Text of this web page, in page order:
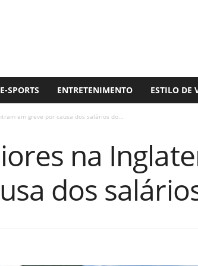
E-SPORTS ENTRETENIMENTO ESTILO DE
em greve por causa dos salários do...
na
dos